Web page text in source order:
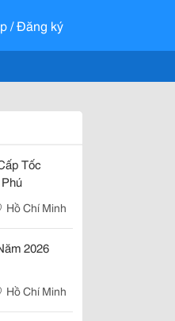
/ Đăng ký
Tốc
Hồ Chí Minh
2026
Hồ Chí Minh